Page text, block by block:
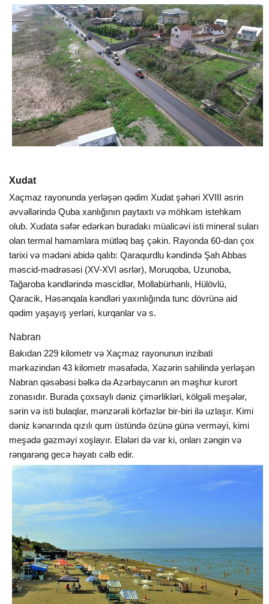
Xudat
Xaçmaz rayonunda yerləşən qədim Xudat şəhəri XVIII əsrin
əvvəllərində Quba xanlığının paytaxtı və möhkəm istehkam
olub. Xudata səfər edərkən buradakı müalicəvi isti mineral suları
olan termal hamamlara mütləq baş çəkin. Rayonda 60-dan çox
tarixi və mədəni abidə qalıb: Qaraqurdlu kəndində Şah Abbas
məscid-mədrəsəsi (XV-XVI əsrlər), Moruqoba, Uzunoba,
Tağaroba kəndlərində məscidlər, Mollabürhanlı, Hülövlü,
Qaracik, Həsənqala kəndləri yaxınlığında tunc dövrünə aid
qədim yaşayış yerləri, kurqanlar və s.
Nabran
Bakıdan 229 kilometr və Xaçmaz rayonunun inzibati
mərkəzindən 43 kilometr məsafədə, Xəzərin sahilində yerləşən
Nabran qəsəbəsi bəlkə də Azərbaycanın ən məşhur kurort
zonasıdır. Burada çoxsaylı dəniz çimərlikləri, kölgəli meşələr,
sərin və isti bulaqlar, mənzərəli körfəzlər bir-biri ilə uzlaşır. Kimi
dəniz kənarında qızılı qum üstündə özünə günə verməyi, kimi
meşədə gəzməyi xoşlayır. Elələri də var ki, onları zəngin və
rəngarəng gecə həyatı cəlb edir.